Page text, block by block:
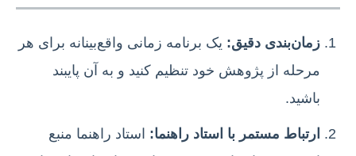
زمان‌بندی دقیق: یک برنامه زمانی واقع‌بینانه برای هر
مرحله از پژوهش خود تنظیم کنید و به آن پایبند
باشید.
ارتباط مستمر با استاد راهنما: استاد راهنما منبع